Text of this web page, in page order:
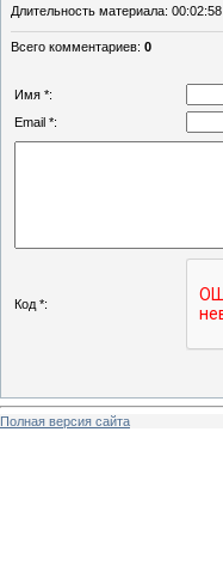
Длительность материала: 00:02:58
Всего комментариев: 0
Имя *:
Email *:
Код *:
Полная версия сайта